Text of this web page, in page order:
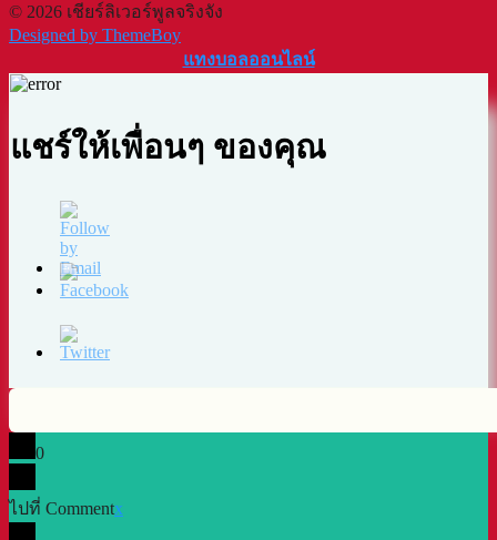
© 2026 เชียร์ลิเวอร์พูลจริงจัง
Designed by ThemeBoy
แทงบอลออนไลน์
แชร์ให้เพื่อนๆ ของคุณ
0
ไปที่ Commentx